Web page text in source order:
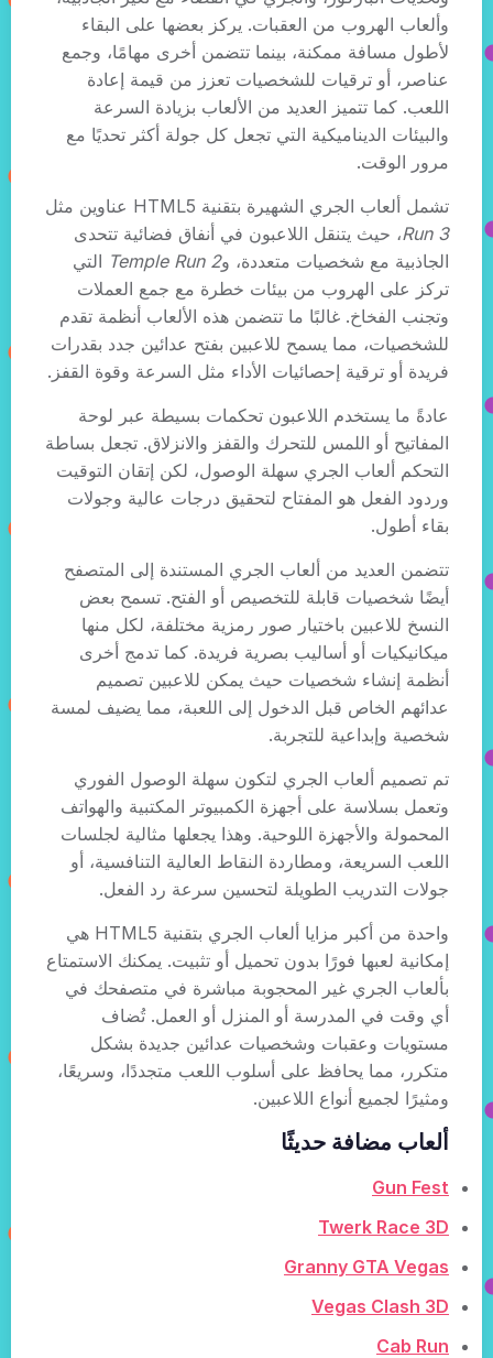
وألعاب الهروب من العقبات. يركز بعضها على البقاء
لأطول مسافة ممكنة، بينما تتضمن أخرى مهامًا، وجمع
عناصر، أو ترقيات للشخصيات تعزز من قيمة إعادة
اللعب. كما تتميز العديد من الألعاب بزيادة السرعة
والبيئات الديناميكية التي تجعل كل جولة أكثر تحديًا مع
مرور الوقت.
تشمل ألعاب الجري الشهيرة بتقنية HTML5 عناوين مثل
Run 3، حيث يتنقل اللاعبون في أنفاق فضائية تتحدى
الجاذبية مع شخصيات متعددة، وTemple Run 2 التي
تركز على الهروب من بيئات خطرة مع جمع العملات
وتجنب الفخاخ. غالبًا ما تتضمن هذه الألعاب أنظمة تقدم
للشخصيات، مما يسمح للاعبين بفتح عدائين جدد بقدرات
فريدة أو ترقية إحصائيات الأداء مثل السرعة وقوة القفز.
عادةً ما يستخدم اللاعبون تحكمات بسيطة عبر لوحة
المفاتيح أو اللمس للتحرك والقفز والانزلاق. تجعل بساطة
التحكم ألعاب الجري سهلة الوصول، لكن إتقان التوقيت
وردود الفعل هو المفتاح لتحقيق درجات عالية وجولات
بقاء أطول.
تتضمن العديد من ألعاب الجري المستندة إلى المتصفح
أيضًا شخصيات قابلة للتخصيص أو الفتح. تسمح بعض
النسخ للاعبين باختيار صور رمزية مختلفة، لكل منها
ميكانيكيات أو أساليب بصرية فريدة. كما تدمج أخرى
أنظمة إنشاء شخصيات حيث يمكن للاعبين تصميم
عدائهم الخاص قبل الدخول إلى اللعبة، مما يضيف لمسة
شخصية وإبداعية للتجربة.
تم تصميم ألعاب الجري لتكون سهلة الوصول الفوري
وتعمل بسلاسة على أجهزة الكمبيوتر المكتبية والهواتف
المحمولة والأجهزة اللوحية. وهذا يجعلها مثالية لجلسات
اللعب السريعة، ومطاردة النقاط العالية التنافسية، أو
جولات التدريب الطويلة لتحسين سرعة رد الفعل.
واحدة من أكبر مزايا ألعاب الجري بتقنية HTML5 هي
إمكانية لعبها فورًا بدون تحميل أو تثبيت. يمكنك الاستمتاع
بألعاب الجري غير المحجوبة مباشرة في متصفحك في
أي وقت في المدرسة أو المنزل أو العمل. تُضاف
مستويات وعقبات وشخصيات عدائين جديدة بشكل
متكرر، مما يحافظ على أسلوب اللعب متجددًا، وسريعًا،
ومثيرًا لجميع أنواع اللاعبين.
ألعاب مضافة حديثًا
Gun Fest
Twerk Race 3D
Granny GTA Vegas
Vegas Clash 3D
Cab Run